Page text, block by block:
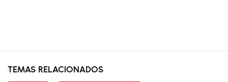
TEMAS RELACIONADOS